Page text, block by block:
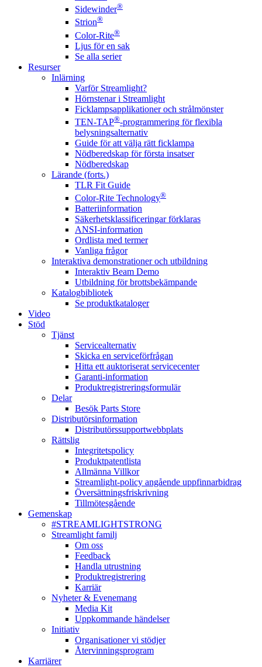
Sidewinder®
Strion®
Color-Rite®
Ljus för en sak
Se alla serier
Resurser
Inlärning
Varför Streamlight?
Hörnstenar i Streamlight
Ficklampsapplikationer och strålmönster
TEN-TAP®-programmering för flexibla
belysningsalternativ
Guide för att välja rätt ficklampa
Nödberedskap för första insatser
Nödberedskap
Lärande (forts.)
TLR Fit Guide
Color-Rite Technology®
Batteriinformation
Säkerhetsklassificeringar förklaras
ANSI-information
Ordlista med termer
Vanliga frågor
Interaktiva demonstrationer och utbildning
Interaktiv Beam Demo
Utbildning för brottsbekämpande
Katalogbibliotek
Se produktkataloger
Video
Stöd
Tjänst
Servicealternativ
Skicka en serviceförfrågan
Hitta ett auktoriserat servicecenter
Garanti-information
Produktregistreringsformulär
Delar
Besök Parts Store
Distributörsinformation
Distributörssupportwebbplats
Rättslig
Integritetspolicy
Produktpatentlista
Allmänna Villkor
Streamlight-policy angående uppfinnarbidrag
Översättningsfriskrivning
Tillmötesgående
Gemenskap
#STREAMLIGHTSTRONG
Streamlight familj
Om oss
Feedback
Handla utrustning
Produktregistrering
Karriär
Nyheter & Evenemang
Media Kit
Uppkommande händelser
Initiativ
Organisationer vi stödjer
Återvinningsprogram
Karriärer